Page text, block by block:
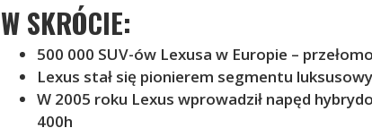
W SKRÓCIE:
500 000 SUV-ów Lexusa w Europie –
Lexus stał się pionierem segmentu
W 2005 roku Lexus wprowadził napęd
400h